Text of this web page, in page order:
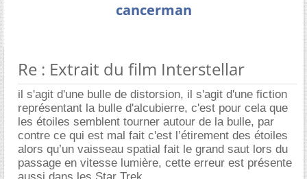
cancerman
Re : Extrait du film Interstellar
il s'agit d'une bulle de distorsion, il s'agit d'une fiction
représentant la bulle d'alcubierre, c'est pour cela que
les étoiles semblent tourner autour de la bulle, par
contre ce qui est mal fait c'est l’étirement des étoiles
alors qu’un vaisseau spatial fait le grand saut lors du
passage en vitesse lumière, cette erreur est présente